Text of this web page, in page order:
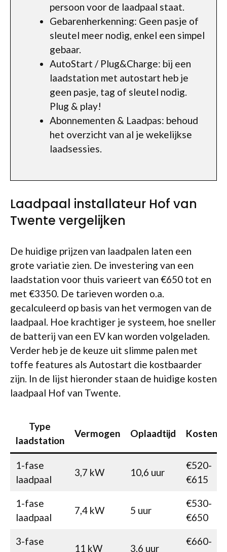
persoon voor de laadpaal staat.
Gebarenherkenning: Geen pasje of
sleutel meer nodig, enkel een simpel
gebaar.
AutoStart / Plug&Charge: bij een
laadstation met autostart heb je
geen pasje, tag of sleutel nodig.
Plug & play!
Abonnementen & Laadpas: behoud
het overzicht van al je wekelijkse
laadsessies.
Laadpaal installateur Hof van
Twente vergelijken
De huidige prijzen van laadpalen laten een
grote variatie zien. De investering van een
laadstation voor thuis varieert van €650 tot en
met €3350. De tarieven worden o.a.
gecalculeerd op basis van het vermogen van de
laadpaal. Hoe krachtiger je systeem, hoe sneller
de batterij van een EV kan worden volgeladen.
Verder heb je de keuze uit slimme palen met
toffe features als Autostart die kostbaarder
zijn. In de lijst hieronder staan de huidige kosten
laadpaal Hof van Twente.
Type
laadstation
Vermogen Oplaadtijd Kosten
1-fase
laadpaal
3,7 kW 10,6 uur
€520-
€615
1-fase
laadpaal
7,4 kW 5 uur
€530-
€650
3-fase
11 kW 3,6 uur
€660-